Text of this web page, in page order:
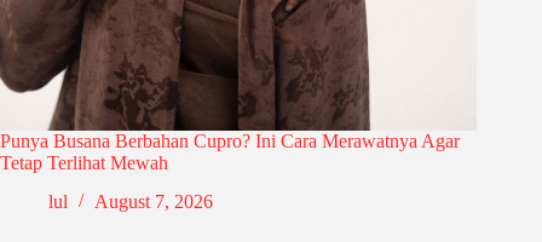
Punya Busana Berbahan Cupro? Ini Cara Merawatnya Agar
Tetap Terlihat Mewah
lul
August 7, 2026